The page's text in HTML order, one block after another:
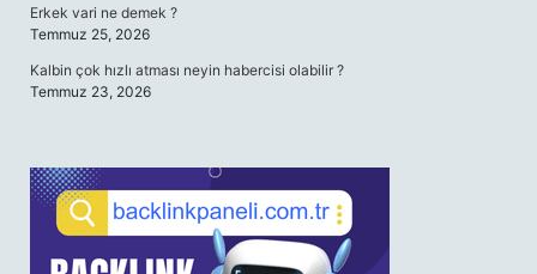
Erkek vari ne demek ?
Temmuz 25, 2026
Kalbin çok hızlı atması neyin habercisi olabilir ?
Temmuz 23, 2026